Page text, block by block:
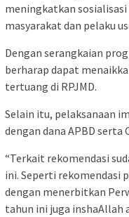
meningkatkan
masyarakat dan pelaku
Dengan serangkaian
berharap dapat
tertuang di RPJMD.
Selain itu, pelaksanaan
dengan dana APBD serta
“Terkait rekomendasi
ini. Seperti rekomendasi
dengan menerbitkan
tahun ini juga